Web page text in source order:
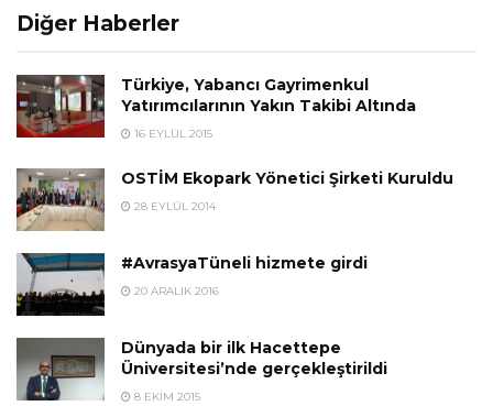
Diğer Haberler
Türkiye, Yabancı Gayrimenkul
Yatırımcılarının Yakın Takibi Altında
16 EYLÜL 2015
OSTİM Ekopark Yönetici Şirketi Kuruldu
28 EYLÜL 2014
#AvrasyaTüneli hizmete girdi
20 ARALIK 2016
Dünyada bir ilk Hacettepe
Üniversitesi’nde gerçekleştirildi
8 EKIM 2015